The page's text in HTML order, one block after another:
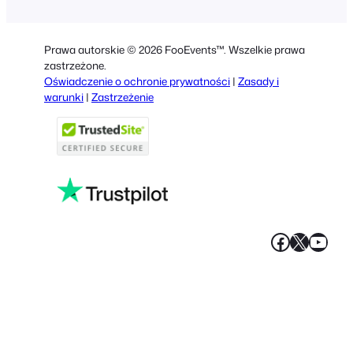
Spanish
Italian
Portuguese
French
Prawa autorskie © 2026 FooEvents™. Wszelkie prawa
zastrzeżone.
Oświadczenie o ochronie prywatności | Zasady i
warunki | Zastrzeżenie
X